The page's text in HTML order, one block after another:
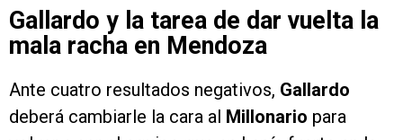
Gallardo y la tarea de dar vuelta la
mala racha en Mendoza
Ante cuatro resultados negativos, Gallardo
deberá cambiarle la cara al Millonario para